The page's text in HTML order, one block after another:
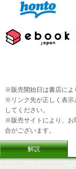
※販売開始日は書店によ
※リンク先が正しく表示
してください。
※販売サイトにより、お
合がございます。
解説